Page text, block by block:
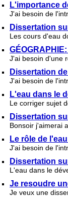
L'importance
J'ai besoin de
Dissertation
Les cours d'eau
J'ai besoin d'une
Dissertation
J'ai besoin de
L'eau dans le
Le corriger sujet
Dissertation
Bonsoir j'aimerai
Le rôle de
J'ai besoin de
Dissertation
L'eau dans le
Je resoudre
Je veux une